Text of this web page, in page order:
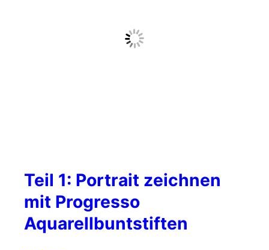
Teil 1: Portrait zeichnen
mit Progresso
Aquarellbuntstiften